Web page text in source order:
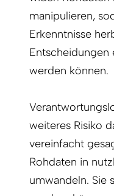
manipulieren,
Erkenntnisse
Entscheidungen
werden können.
weiteres Risiko
vereinfacht
Rohdaten in
umwandeln. Sie